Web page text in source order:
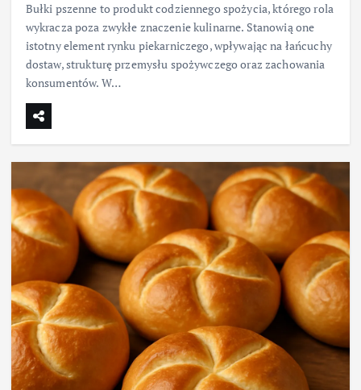
Bułki pszenne to produkt codziennego spożycia, którego rola
wykracza poza zwykłe znaczenie kulinarne. Stanowią one
istotny element rynku piekarniczego, wpływając na łańcuchy
dostaw, strukturę przemysłu spożywczego oraz zachowania
konsumentów. W…